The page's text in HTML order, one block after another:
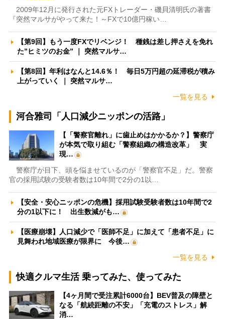
2009年12月に発行された元FXトレーダー・磯貝清明氏の著書
『突然マルサがやって来た！～FXで10億円稼い…
【第9回】もう一度FXでリベンジ！ 種銭は差し押さえを免れ
た”ヒミツのお金” ｜ 突然マルサ…
【第8回】年利はなんと14.6％！ 毎日5万円超の延滞税が積み
上がっていく ｜ 突然マルサ…
一覧を見る
河合雅司「人口減少ニッポンの活路」
【「警察官離れ」に歯止めはかかるか？】警察庁
が本気で取り組む「警察組織の構造改革」 実
現…
警察庁が目下、頭を悩ませているのが「警察官不足」だ。警察
官の採用試験の受験者数は10年間で2分の1以…
【安全・安心ニッポンの危機】採用試験受験者数は10年間で2
分の1以下に！ 出生数減がも…
【医療崩壊】人口減少で「医師不足」に加えて「患者不足」に
見舞われ地域医療が限界に 今後…
一覧を見る
快適クルマ生活 乗ってみた、使ってみた
【4ヶ月間で受注累計6000台】BEV普及の障壁と
なる「航続距離の不安」「充電のストレス」解
消…